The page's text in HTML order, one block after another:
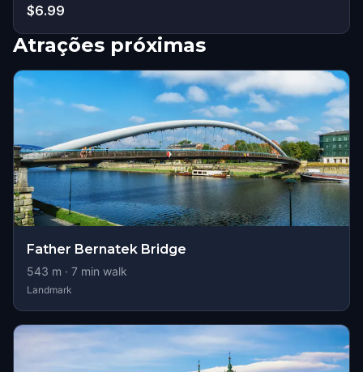
$6.99
Atrações próximas
Father Bernatek Bridge
543 m · 7 min walk
Landmark